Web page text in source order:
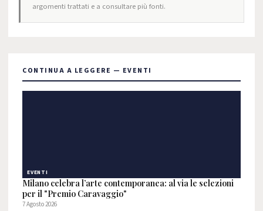
argomenti trattati e a consultare più fonti.
CONTINUA A LEGGERE — EVENTI
EVENTI
Milano celebra l’arte contemporanea: al via le selezioni
per il "Premio Caravaggio"
7 Agosto 2026